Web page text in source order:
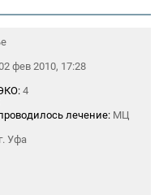
фев 2010, 17:28
4
лечение: МЦ
Уфа